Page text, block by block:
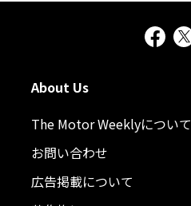
About Us
The Motor Weeklyについて
お問い合わせ
広告掲載について